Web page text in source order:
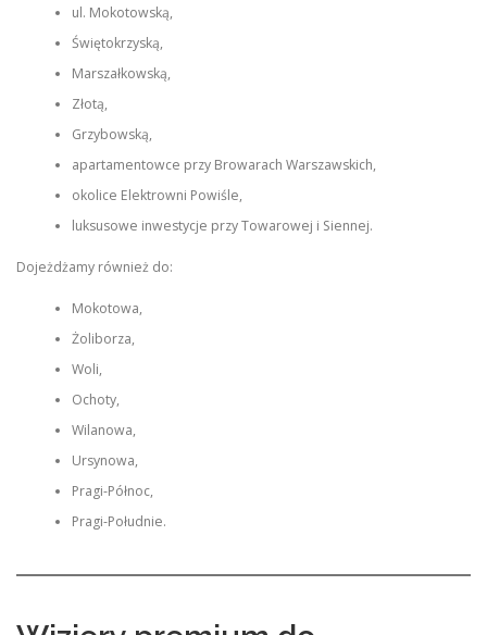
ul. Mokotowską,
Świętokrzyską,
Marszałkowską,
Złotą,
Grzybowską,
apartamentowce przy Browarach Warszawskich,
okolice Elektrowni Powiśle,
luksusowe inwestycje przy Towarowej i Siennej.
Dojeżdżamy również do:
Mokotowa,
Żoliborza,
Woli,
Ochoty,
Wilanowa,
Ursynowa,
Pragi-Północ,
Pragi-Południe.